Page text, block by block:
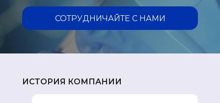
СОТРУДНИЧАЙТЕ С НАМИ
ИСТОРИЯ КОМПАНИИ